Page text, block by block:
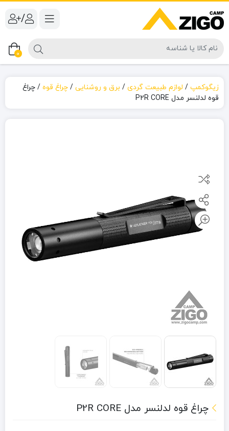
/
0
زیگوکمپ / لوازم طبیعت گردی / برق و روشنایی / چراغ قوه / چراغ
قوه لدلنسر مدل P2R CORE
چراغ قوه لدلنسر مدل P2R CORE